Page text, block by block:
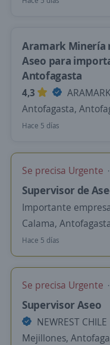
Aramark Minería
Aseo para
Antofagasta
4,3
ARAMARK
Antofagasta,
Hace 5 días
Se precisa Urgente
Supervisor de
Importante
Calama,
Hace 5 días
Se precisa Urgente
Supervisor Aseo
NEWREST CHILE
Mejillones,